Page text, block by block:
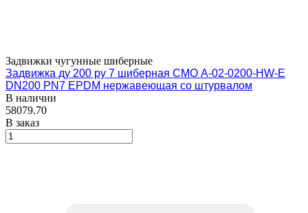
Задвижки чугунные шиберные
Задвижка ду 200 ру 7 шиберная СМО A-02-0200-HW-E
DN200 PN7 EPDM нержавеющая со штурвалом
В наличии
58079.70
В заказ